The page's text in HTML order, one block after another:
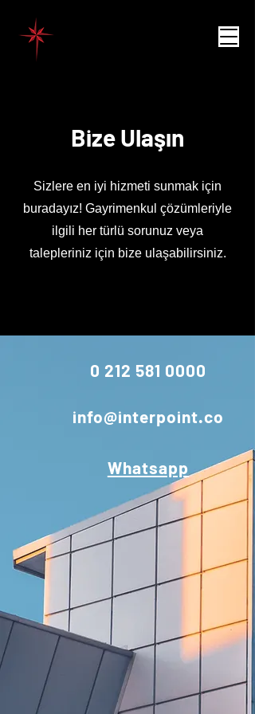
Bize Ulaşın
Sizlere en iyi hizmeti sunmak için
buradayız! Gayrimenkul çözümleriyle
ilgili her türlü sorunuz veya
talepleriniz için bize ulaşabilirsiniz.
0 212 581 0000
info@interpoint.co
Whatsapp